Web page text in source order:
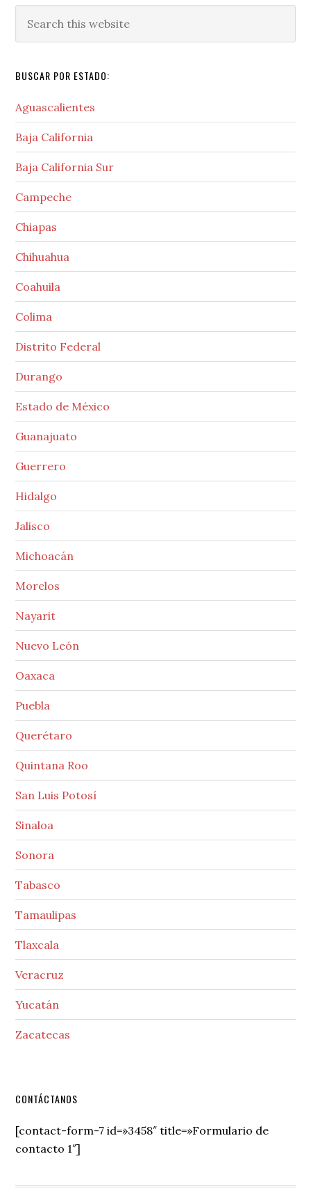
this
BUSCAR POR ESTADO:
Aguascalientes
Baja California
Baja California Sur
Campeche
Chiapas
Chihuahua
Coahuila
Colima
Distrito Federal
Durango
Estado de México
Guanajuato
Guerrero
Hidalgo
Jalisco
Michoacán
Morelos
Nayarit
Nuevo León
Oaxaca
Puebla
Querétaro
Quintana Roo
San Luis Potosí
Sinaloa
Sonora
Tabasco
Tamaulipas
Tlaxcala
Veracruz
Yucatán
Zacatecas
Secondary
Sidebar
CONTÁCTANOS
[contact-form-7 id=»3458″ title=»Formulario de
contacto 1″]